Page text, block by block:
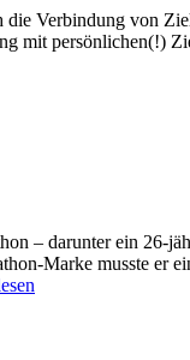
Verbindung von
mit persönlichen(!)
– darunter ein 26-
Marke musste er